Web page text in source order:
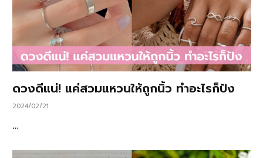
ดวงดีแน่! แค่สวมแหวนให้ถูกนิ้ว ทำอะไรก็ปัง
2024/02/21
…